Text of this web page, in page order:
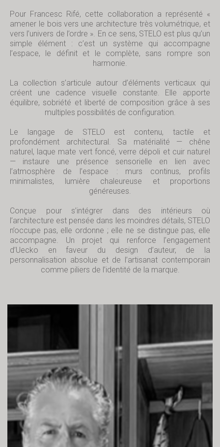
Pour Francesc Rifé, cette collaboration a représenté «
amener le bois vers une architecture très volumétrique, et
vers l’univers de l’ordre ». En ce sens, STELO est plus qu’un
simple élément : c’est un système qui accompagne
l’espace, le définit et le complète, sans rompre son
harmonie.
La collection s’articule autour d’éléments verticaux qui
créent une cadence visuelle constante. Elle apporte
équilibre, sobriété et liberté de composition grâce à ses
multiples possibilités de configuration.
Le langage de STELO est contenu, tactile et
profondément architectural. Sa matérialité — chêne
naturel, laque mate vert foncé, verre dépoli et cuir naturel
— instaure une présence sensorielle en lien avec
l’atmosphère de l’espace : murs continus, profils
minimalistes, lumière chaleureuse et proportions
généreuses.
Conçue pour s’intégrer dans des intérieurs où
l’architecture est pensée dans les moindres détails, STELO
n’occupe pas, elle ordonne ; elle ne se distingue pas, elle
accompagne. Un projet qui renforce l’engagement
d’Uecko en faveur du design d’auteur, de la
personnalisation absolue et de l’artisanat contemporain
comme piliers de l’identité de la marque.